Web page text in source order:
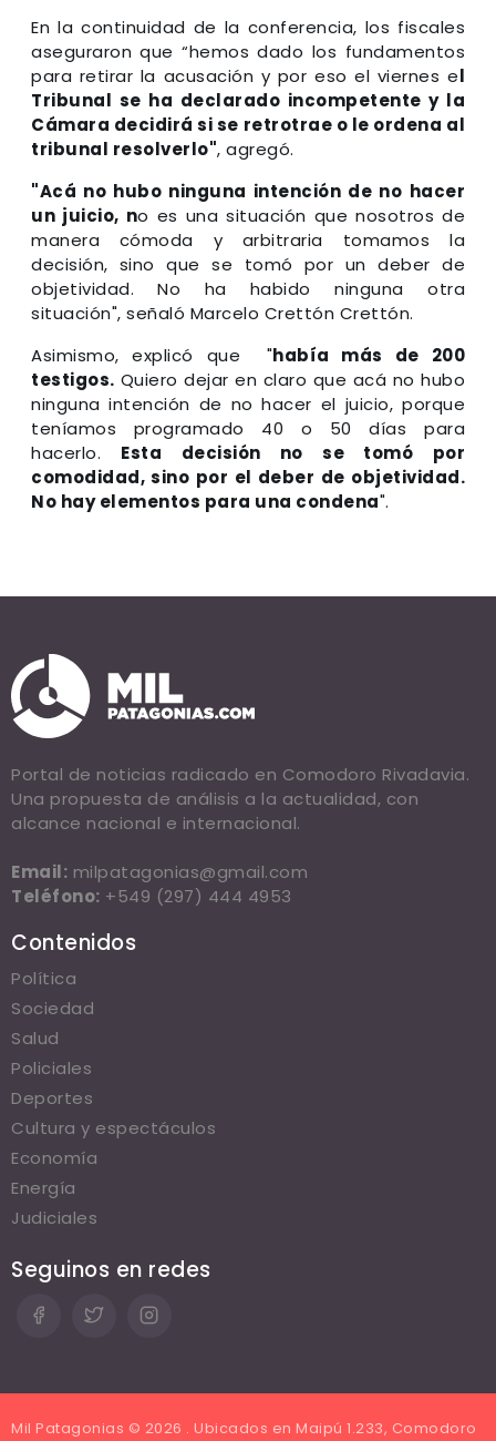
En la continuidad de la conferencia, los fiscales
aseguraron que “hemos dado los fundamentos
para retirar la acusación y por eso el viernes el
Tribunal se ha declarado incompetente y la
Cámara decidirá si se retrotrae o le ordena al
tribunal resolverlo", agregó.
"Acá no hubo ninguna intención de no hacer
un juicio, no es una situación que nosotros de
manera cómoda y arbitraria tomamos la
decisión, sino que se tomó por un deber de
objetividad. No ha habido ninguna otra
situación", señaló Marcelo Crettón Crettón.
Asimismo, explicó que "había más de 200
testigos. Quiero dejar en claro que acá no hubo
ninguna intención de no hacer el juicio, porque
teníamos programado 40 o 50 días para
hacerlo. Esta decisión no se tomó por
comodidad, sino por el deber de objetividad.
No hay elementos para una condena".
Portal de noticias radicado en Comodoro Rivadavia.
Una propuesta de análisis a la actualidad, con
alcance nacional e internacional.
Email: milpatagonias@gmail.com
Teléfono: +549 (297) 444 4953
Contenidos
Política
Sociedad
Salud
Policiales
Deportes
Cultura y espectáculos
Economía
Energía
Judiciales
Seguinos en redes
Mil Patagonias © 2026 . Ubicados en Maipú 1.233, Comodoro